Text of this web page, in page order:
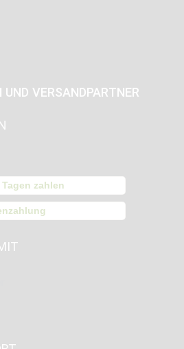
VERSANDPARTNER
Tagen zahlen